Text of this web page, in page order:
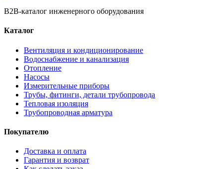
B2B-каталог инженерного оборудования
Каталог
Вентиляция и кондиционирование
Водоснабжение и канализация
Отопление
Насосы
Измерительные приборы
Трубы, фитинги, детали трубопровода
Тепловая изоляция
Трубопроводная арматура
Покупателю
Доставка и оплата
Гарантия и возврат